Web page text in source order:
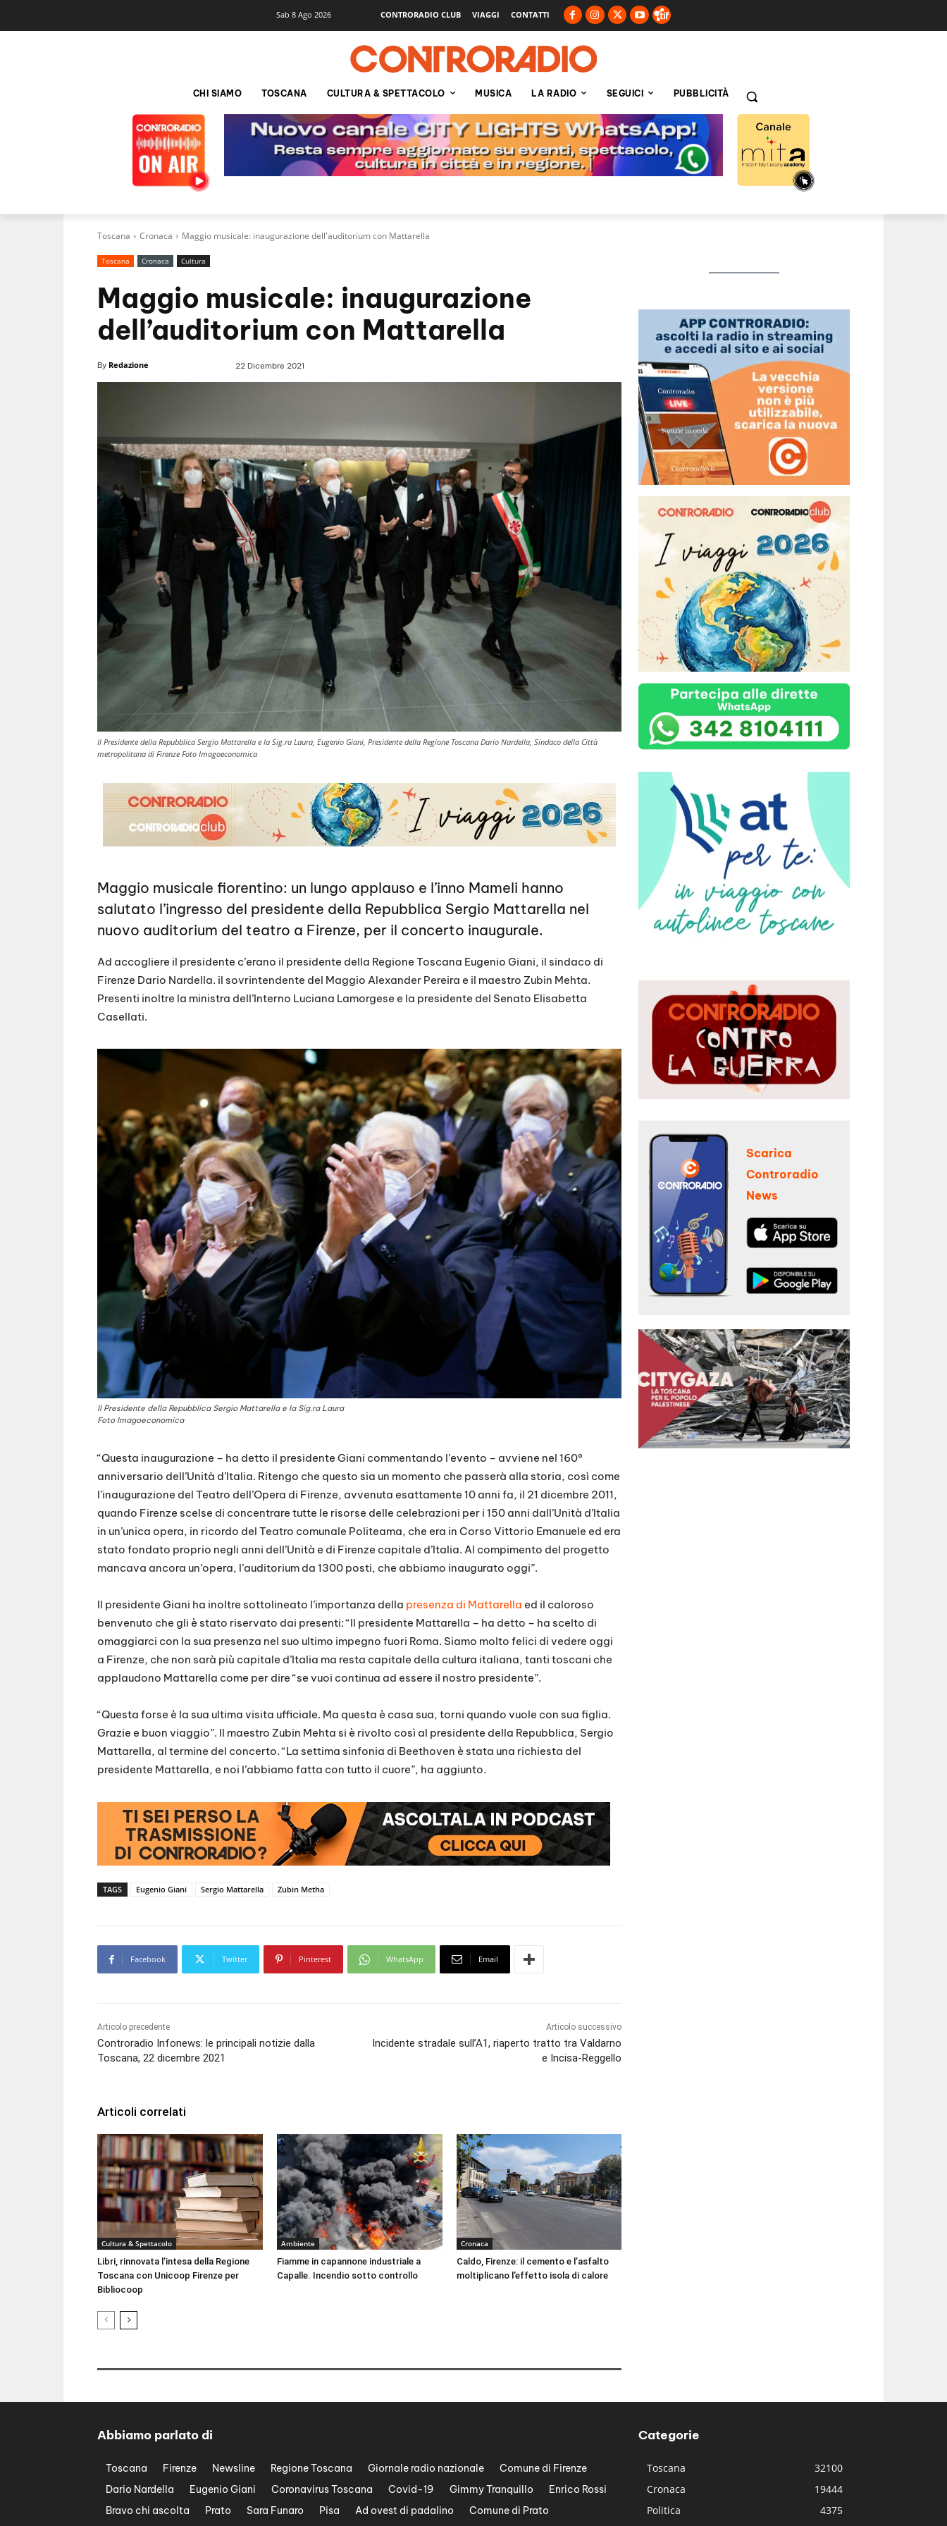
Sab 8 Ago 2026 CONTRORADIO CLUB VIAGGI CONTATTI
CHI SIAMO TOSCANA CULTURA & SPETTACOLO MUSICA LA RADIO SEGUICI PUBBLICITÀ
Toscana Cronaca Maggio musicale: inaugurazione dell'auditorium con Mattarella
Toscana Cronaca Cultura
Maggio musicale: inaugurazione
dell’auditorium con Mattarella
By Redazione 22 Dicembre 2021
Il Presidente della Repubblica Sergio Mattarella e la Sig.ra Laura, Eugenio Giani, Presidente della Regione Toscana Dario Nardella, Sindaco della Città
metropolitana di Firenze Foto Imagoeconomica
Maggio musicale fiorentino: un lungo applauso e l’inno Mameli hanno
salutato l’ingresso del presidente della Repubblica Sergio Mattarella nel
nuovo auditorium del teatro a Firenze, per il concerto inaugurale.
Ad accogliere il presidente c’erano il presidente della Regione Toscana Eugenio Giani, il sindaco di
Firenze Dario Nardella. il sovrintendente del Maggio Alexander Pereira e il maestro Zubin Mehta.
Presenti inoltre la ministra dell’Interno Luciana Lamorgese e la presidente del Senato Elisabetta
Casellati.
Il Presidente della Repubblica Sergio Mattarella e la Sig.ra Laura
Foto Imagoeconomica
“Questa inaugurazione – ha detto il presidente Giani commentando l’evento – avviene nel 160°
anniversario dell’Unità d’Italia. Ritengo che questo sia un momento che passerà alla storia, così come
l’inaugurazione del Teatro dell’Opera di Firenze, avvenuta esattamente 10 anni fa, il 21 dicembre 2011,
quando Firenze scelse di concentrare tutte le risorse delle celebrazioni per i 150 anni dall’Unità d’Italia
in un’unica opera, in ricordo del Teatro comunale Politeama, che era in Corso Vittorio Emanuele ed era
stato fondato proprio negli anni dell’Unità e di Firenze capitale d’Italia. Al compimento del progetto
mancava ancora un’opera, l’auditorium da 1300 posti, che abbiamo inaugurato oggi”.
Il presidente Giani ha inoltre sottolineato l’importanza della presenza di Mattarella ed il caloroso
benvenuto che gli è stato riservato dai presenti: “Il presidente Mattarella – ha detto – ha scelto di
omaggiarci con la sua presenza nel suo ultimo impegno fuori Roma. Siamo molto felici di vedere oggi
a Firenze, che non sarà più capitale d’Italia ma resta capitale della cultura italiana, tanti toscani che
applaudono Mattarella come per dire “se vuoi continua ad essere il nostro presidente”.
“Questa forse è la sua ultima visita ufficiale. Ma questa è casa sua, torni quando vuole con sua figlia.
Grazie e buon viaggio”. Il maestro Zubin Mehta si è rivolto così al presidente della Repubblica, Sergio
Mattarella, al termine del concerto. “La settima sinfonia di Beethoven è stata una richiesta del
presidente Mattarella, e noi l’abbiamo fatta con tutto il cuore”, ha aggiunto.
TAGS Eugenio Giani Sergio Mattarella Zubin Metha
Facebook Twitter Pinterest WhatsApp Email
Articolo precedente
Controradio Infonews: le principali notizie dalla
Toscana, 22 dicembre 2021
Articolo successivo
Incidente stradale sull’A1, riaperto tratto tra Valdarno
e Incisa-Reggello
Articoli correlati
Cultura & Spettacolo
Libri, rinnovata l’intesa della Regione
Toscana con Unicoop Firenze per
Bibliocoop
Ambiente
Fiamme in capannone industriale a
Capalle. Incendio sotto controllo
Cronaca
Caldo, Firenze: il cemento e l’asfalto
moltiplicano l’effetto isola di calore
Scarica
Controradio
News
Abbiamo parlato di
Toscana Firenze Newsline Regione Toscana Giornale radio nazionale
Comune di Firenze
Dario Nardella
Eugenio Giani Coronavirus Toscana Covid-19 Gimmy Tranquillo
Enrico Rossi
Bravo chi ascolta
Prato Sara Funaro Pisa Ad ovest di padalino
Comune di Prato
Categorie
Toscana
32100
Cronaca
19444
Politica
4375